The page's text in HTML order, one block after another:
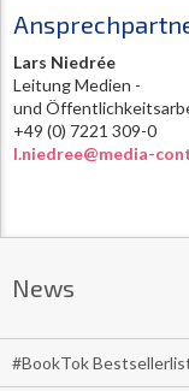
Lars Niedrée
Leitung Medien -
und
+49 (0) 7221 309-
l.niedree@media-
News
#BookTok